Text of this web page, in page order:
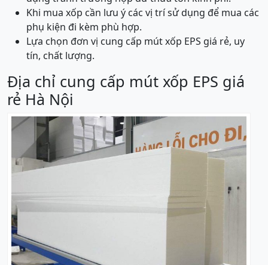
Khi mua xốp cần lưu ý các vị trí sử dụng để mua các
phụ kiện đi kèm phù hợp.
Lựa chọn đơn vị cung cấp mút xốp EPS giá rẻ, uy
tín, chất lượng.
Địa chỉ cung cấp mút xốp EPS giá
rẻ Hà Nội